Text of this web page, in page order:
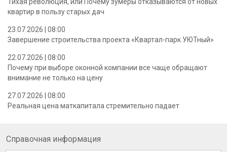
квартир в пользу старых дач
23.07.2026 | 08:00
Завершение строительства проекта «Квартал-парк УЮТный»
22.07.2026 | 08:00
Почему при выборе оконной компании все чаще обращают
внимание не только на цену
27.07.2026 | 08:00
Реальная цена маткапитала стремительно падает
Справочная информация